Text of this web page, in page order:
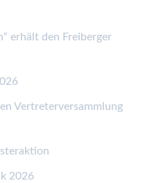
erhält den Freiberger
Vertreterversammlung
2026